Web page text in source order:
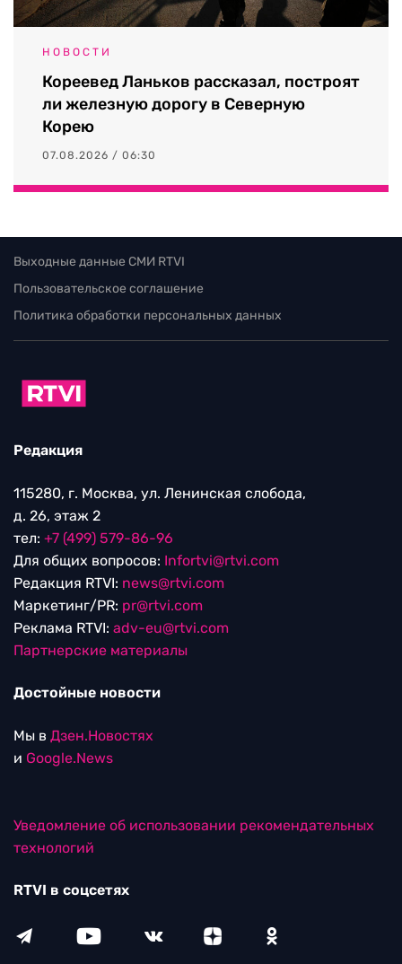
НОВОСТИ
Кореевед Ланьков рассказал, построят
ли железную дорогу в Северную
Корею
07.08.2026 / 06:30
Выходные данные СМИ RTVI
Пользовательское соглашение
Политика обработки персональных данных
Редакция
115280, г. Москва, ул. Ленинская слобода,
д. 26, этаж 2
тел: +7 (499) 579-86-96
Для общих вопросов: Infortvi@rtvi.com
Редакция RTVI: news@rtvi.com
Маркетинг/PR: pr@rtvi.com
Реклама RTVI: adv-eu@rtvi.com
Партнерские материалы
Достойные новости
Мы в Дзен.Новостях
и Google.News
Уведомление об использовании рекомендательных
технологий
RTVI в соцсетях